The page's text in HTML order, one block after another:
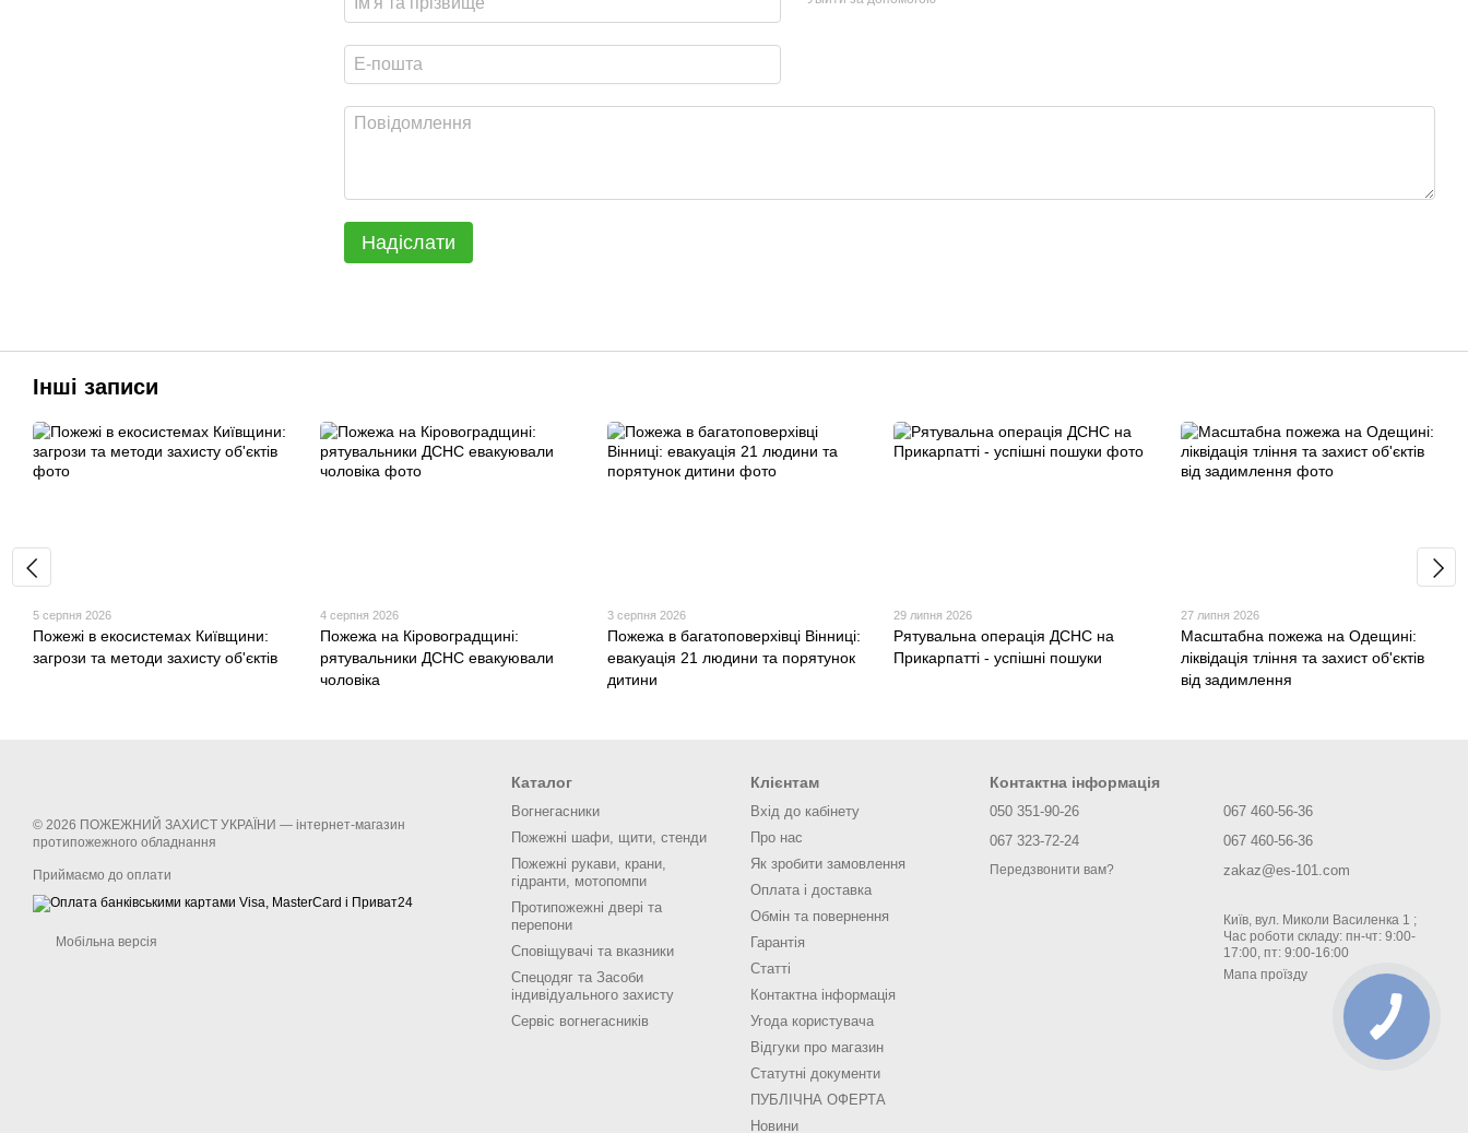
Надіслати
Інші записи
5 серпня 2026
Пожежі в екосистемах Київщини:
загрози та методи захисту об'єктів
4 серпня 2026
Пожежа на Кіровоградщині:
рятувальники ДСНС евакуювали
чоловіка
3 серпня 2026
Пожежа в багатоповерхівці Вінниці:
евакуація 21 людини та порятунок
дитини
29 липня 2026
Рятувальна операція ДСНС на
Прикарпатті - успішні пошуки
27 липня 2026
Масштабна пожежа на Одещині:
ліквідація тління та захист об'єктів
від задимлення
© 2026 ПОЖЕЖНИЙ ЗАХИСТ УКРАЇНИ — інтернет-магазин
протипожежного обладнання
Приймаємо до оплати
Мобільна версія
Каталог
Вогнегасники
Пожежні шафи, щити, стенди
Пожежні рукави, крани,
гідранти, мотопомпи
Протипожежні двері та
перепони
Сповіщувачі та вказники
Спецодяг та Засоби
індивідуального захисту
Сервіс вогнегасників
Клієнтам
Вхід до кабінету
Про нас
Як зробити замовлення
Оплата і доставка
Обмін та повернення
Гарантія
Статті
Контактна інформація
Угода користувача
Відгуки про магазин
Статутні документи
ПУБЛІЧНА ОФЕРТА
Новини
Контактна інформація
050 351-90-26
067 323-72-24
Передзвонити вам?
067 460-56-36
067 460-56-36
zakaz@es-101.com
Київ, вул. Миколи Василенка 1 ;
Час роботи складу: пн-чт: 9:00-
17:00, пт: 9:00-16:00
Мапа проїзду